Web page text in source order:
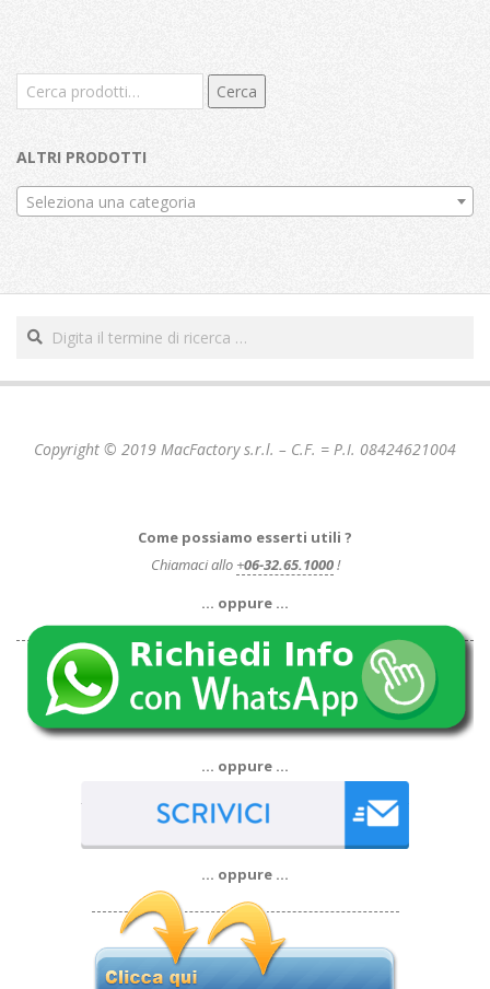
Cerca: Cerca
ALTRI PRODOTTI
Seleziona una categoria
Copyright © 2019 MacFactory s.r.l. – C.F. = P.I. 08424621004
Come possiamo esserti utili ?
Chiamaci allo +06-32.65.1000!
… oppure …
… oppure …
… oppure …